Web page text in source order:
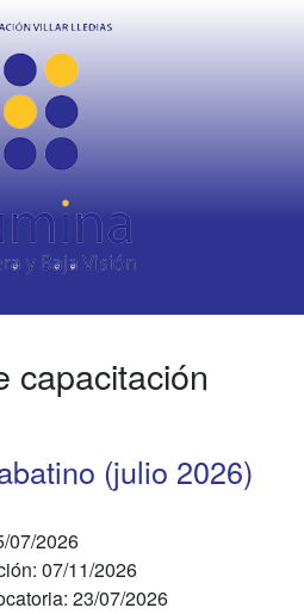
capacitación
(julio 2026)
07/2026
07/11/2026
23/07/2026